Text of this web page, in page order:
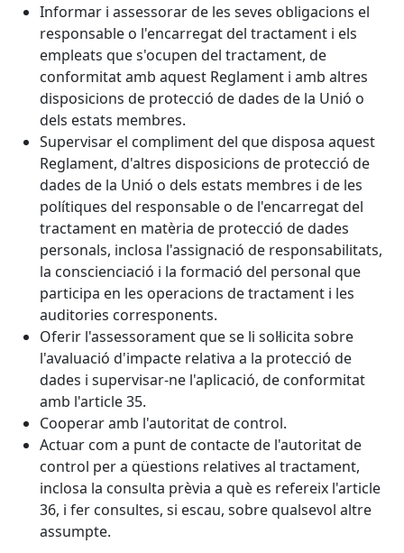
Informar i assessorar de les seves obligacions el
responsable o l'encarregat del tractament i els
empleats que s'ocupen del tractament, de
conformitat amb aquest Reglament i amb altres
disposicions de protecció de dades de la Unió o
dels estats membres.
Supervisar el compliment del que disposa aquest
Reglament, d'altres disposicions de protecció de
dades de la Unió o dels estats membres i de les
polítiques del responsable o de l'encarregat del
tractament en matèria de protecció de dades
personals, inclosa l'assignació de responsabilitats,
la conscienciació i la formació del personal que
participa en les operacions de tractament i les
auditories corresponents.
Oferir l'assessorament que se li sol·licita sobre
l'avaluació d'impacte relativa a la protecció de
dades i supervisar-ne l'aplicació, de conformitat
amb l'article 35.
Cooperar amb l'autoritat de control.
Actuar com a punt de contacte de l'autoritat de
control per a qüestions relatives al tractament,
inclosa la consulta prèvia a què es refereix l'article
36, i fer consultes, si escau, sobre qualsevol altre
assumpte.